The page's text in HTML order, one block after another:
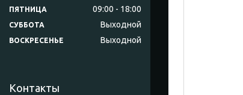
ПЯТНИЦА 09:00 18:00
СУББОТА Выходной
ВОСКРЕСЕНЬЕ Выходной
Контакты